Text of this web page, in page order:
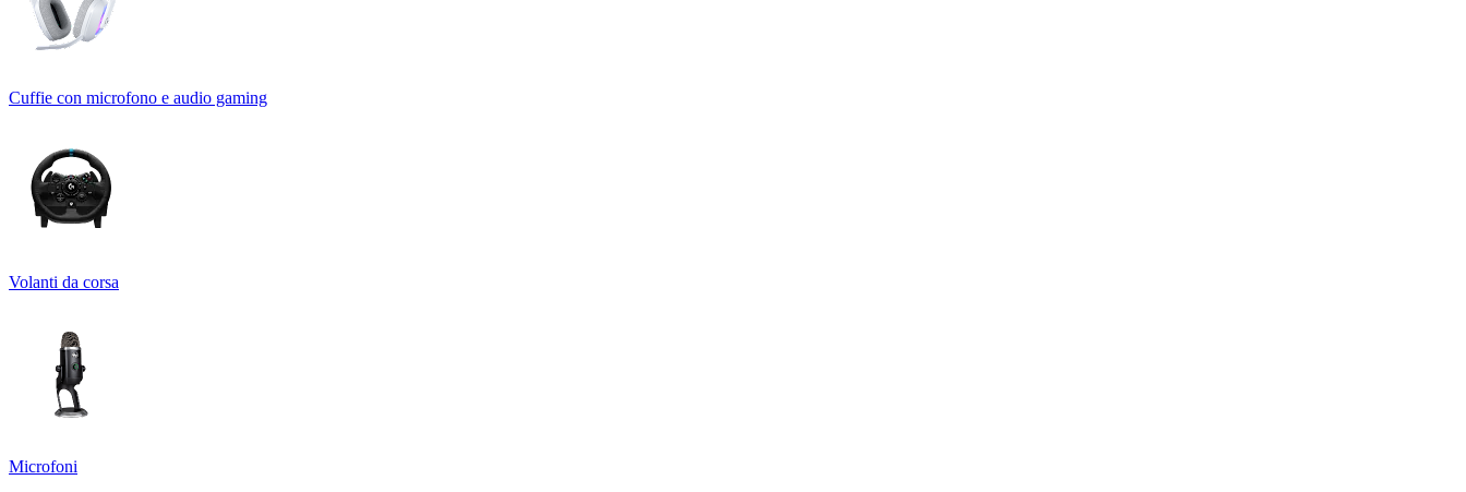
Cuffie con microfono e audio gaming
Volanti da corsa
Microfoni